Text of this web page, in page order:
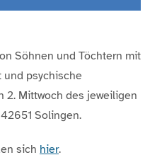
Söhnen und Töchtern mit
und psychische
2. Mittwoch des jeweiligen
Solingen.
sich hier.